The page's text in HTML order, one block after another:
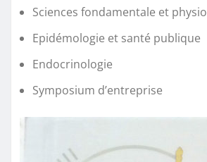
Sciences fondamentale et
Epidémologie et santé publique
Endocrinologie
Symposium d’entreprise